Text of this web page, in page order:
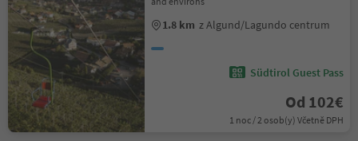
1.8 km z Algund/Lagundo centrum
Südtirol Guest Pass
Od 102€
1 noc / 2 osob(y) Včetně DPH